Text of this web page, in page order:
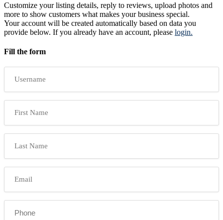
Customize your listing details, reply to reviews, upload photos and
more to show customers what makes your business special.
Your account will be created automatically based on data you
provide below. If you already have an account, please login.
Fill the form